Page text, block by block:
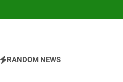
RANDOM NEWS